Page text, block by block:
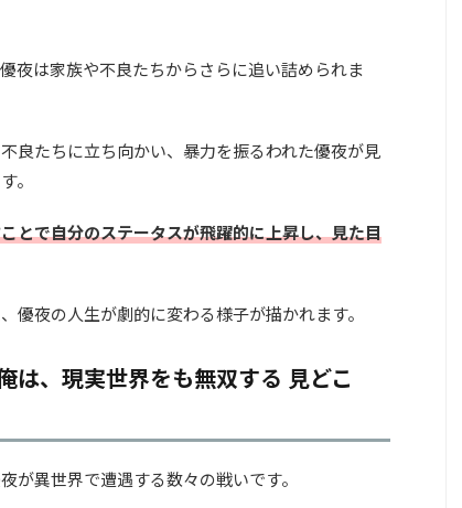
夜は家族や不良たちからさらに追い詰められま
良たちに立ち向かい、暴力を振るわれた優夜が見
。
とで自分のステータスが飛躍的に上昇し、見た目
優夜の人生が劇的に変わる様子が描かれます。
は、現実世界をも無双する 見どこ
が異世界で遭遇する数々の戦いです。